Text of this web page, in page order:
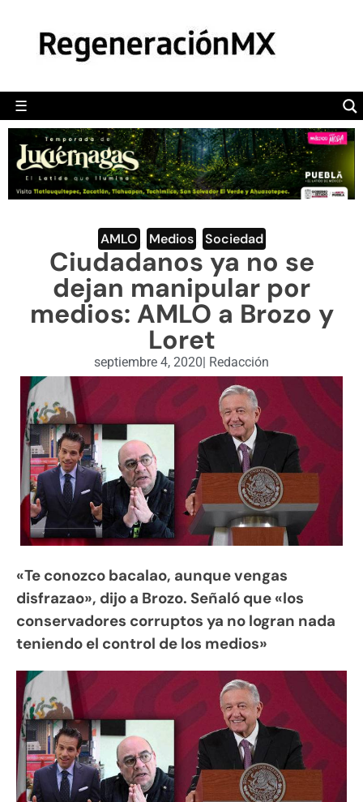
☰
POLÍTICA
CAMALEÓN
OPINIÓN
DEPORTES
ENGLISH SECTION
VIDEOS
AMLO Medios Sociedad
Ciudadanos ya no se
dejan manipular por
medios: AMLO a Brozo y
Loret
septiembre 4, 2020| Redacción
«Te conozco bacalao, aunque vengas
disfrazao», dijo a Brozo. Señaló que «los
conservadores corruptos ya no logran nada
teniendo el control de los medios»